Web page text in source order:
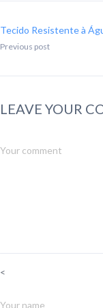
Tecido Resistente à
Previous post
LEAVE YOUR
<